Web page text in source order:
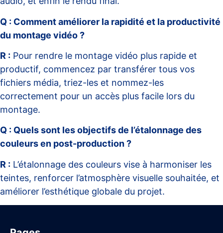
Q : Comment améliorer la rapidité et la productivité
du montage vidéo ?
R : Pour rendre le montage vidéo plus rapide et
productif, commencez par transférer tous vos
fichiers média, triez-les et nommez-les
correctement pour un accès plus facile lors du
montage.
Q : Quels sont les objectifs de l’étalonnage des
couleurs en post-production ?
R : L’étalonnage des couleurs vise à harmoniser les
teintes, renforcer l’atmosphère visuelle souhaitée, et
améliorer l’esthétique globale du projet.